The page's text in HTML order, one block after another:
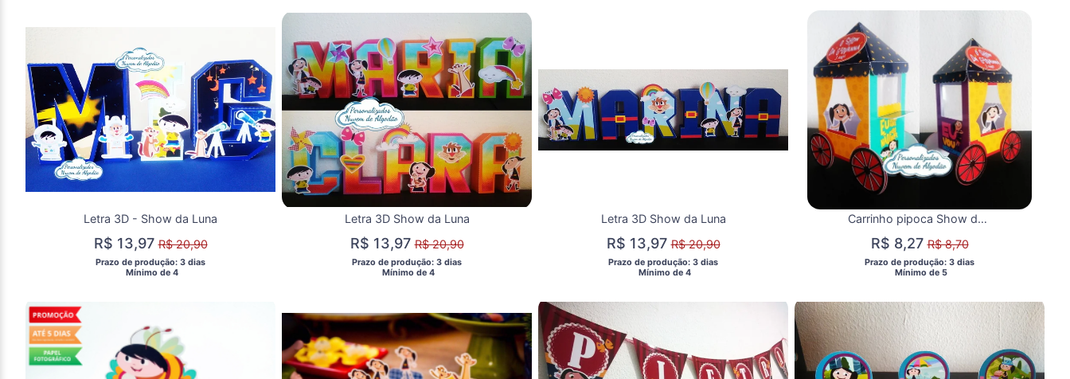
Letra 3D - Show da Luna
R$ 13,97R$ 20,90
Prazo de produção: 3 dias
  Mínimo de 4
Letra 3D Show da Luna
R$ 13,97R$ 20,90
Prazo de produção: 3 dias
  Mínimo de 4
Letra 3D Show da Luna
R$ 13,97R$ 20,90
Prazo de produção: 3 dias
  Mínimo de 4
Carrinho pipoca Show da luna Vários tema
R$ 8,27R$ 8,70
Prazo de produção: 3 dias
  Mínimo de 5